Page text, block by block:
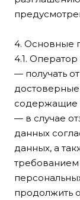
4. Основные
4.1.
— получать
содержащие
— в случае
данных
данных, а
продолжить